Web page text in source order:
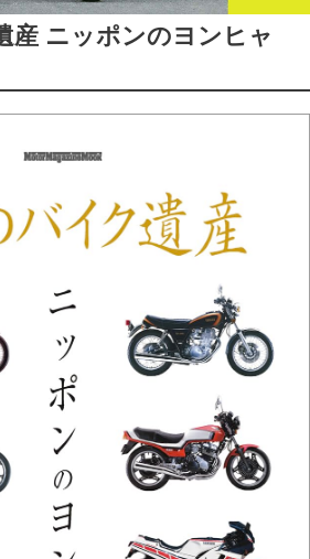
産 ニッポンのヨンヒャ